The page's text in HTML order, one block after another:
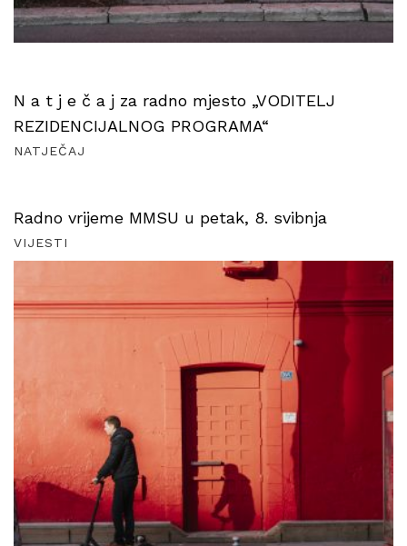
N a t j e č a j za radno mjesto „VODITELJ
REZIDENCIJALNOG PROGRAMA“
NATJEČAJ
Radno vrijeme MMSU u petak, 8. svibnja
VIJESTI